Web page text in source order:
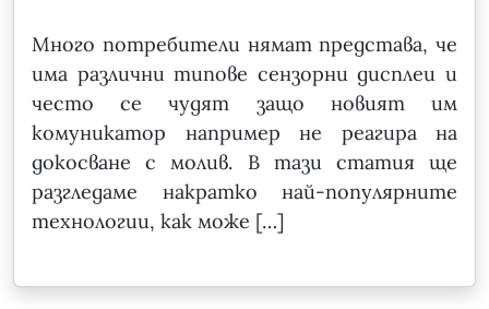
Много потребители нямат представа, че
има различни типове сензорни дисплеи и
често се чудят защо новият им
комуникатор например не реагира на
докосване с молив. В тази статия ще
разгледаме накратко най-популярните
технологии, как може […]